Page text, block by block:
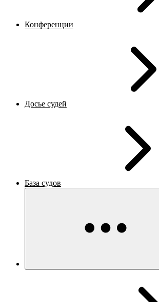
Конференции
Досье судей
База судов